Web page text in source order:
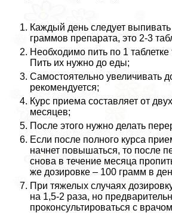
Каждый день следует
граммов препарата, это 2-3
Необходимо пить по 1 таблетке
Пить их нужно до еды;
Самостоятельно увеличивать
рекомендуется;
Курс приема составляет от
месяцев;
После этого нужно делать
Если после полного курса
начнет повышаться, то после
снова в течение месяца
же дозировке – 100 грамм в
При тяжелых случаях
на 1,5-2 раза, но
проконсультироваться с